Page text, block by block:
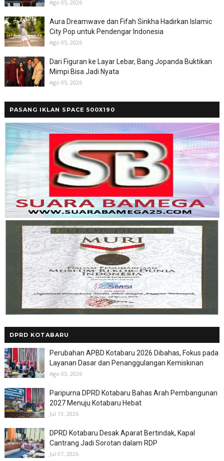
Ago 05, 2026
Aura Dreamwave dan Fifah Sinkha Hadirkan Islamic
City Pop untuk Pendengar Indonesia
Ago 05, 2026
Dari Figuran ke Layar Lebar, Bang Jopanda Buktikan
Mimpi Bisa Jadi Nyata
Ago 05, 2026
PASANG IKLAN SPACE 500X190
DPRD KOTABARU
Perubahan APBD Kotabaru 2026 Dibahas, Fokus pada
Layanan Dasar dan Penanggulangan Kemiskinan
Ago 03, 2026
Paripurna DPRD Kotabaru Bahas Arah Pembangunan
2027 Menuju Kotabaru Hebat
Jul 13, 2026
DPRD Kotabaru Desak Aparat Bertindak, Kapal
Cantrang Jadi Sorotan dalam RDP
Jul 07, 2026